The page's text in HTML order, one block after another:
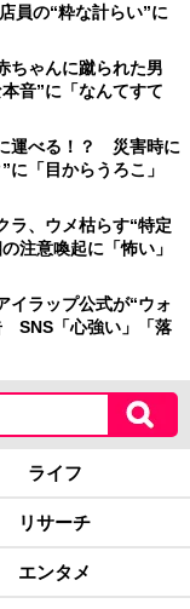
員の“粋な計らい”に
ちゃんに蹴られた男
音”に「なんてすて
運べる！？ 災害時に
に「目からうろこ」
ラ、ウメ枯らす“特定
注意喚起に「怖い」
イラップ公式が“ウォ
SNS「心強い」「落
ライフ
リサーチ
エンタメ